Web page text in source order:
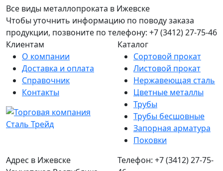
Все виды металлопроката в Ижевске
Чтобы уточнить информацию по поводу заказа
продукции, позвоните по телефону: +7 (3412) 27-75-46
Клиентам
О компании
Доставка и оплата
Справочник
Контакты
Каталог
Сортовой прокат
Листовой прокат
Нержавеющая сталь
Цветные металлы
Трубы
Трубы бесшовные
Запорная арматура
Поковки
Адрес в Ижевске
Телефон: +7 (3412) 27-75-